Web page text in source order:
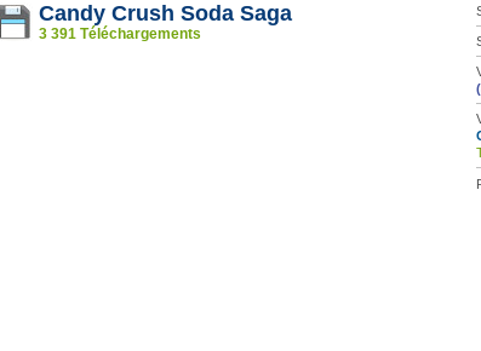
Candy Crush Soda Saga
3 391 Téléchargements